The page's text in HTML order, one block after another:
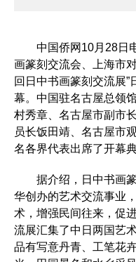
中国侨网10月28日电
画篆刻交流会、上海市
回日中书画篆刻交流展
幕。中国驻名古屋总领
村秀章、名古屋市副市
员长饭田靖、名古屋市
名各界代表出席了开幕典
据介绍，日中书画篆
华创办的艺术交流事业
术，增强民间往来，促
流展汇集了中日两国艺
品有写意丹青、工笔花